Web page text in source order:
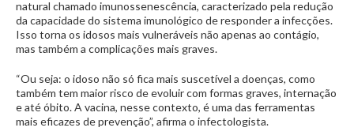
natural chamado imunossenescência, caracterizado pela redução
da capacidade do sistema imunológico de responder a infecções.
Isso torna os idosos mais vulneráveis não apenas ao contágio,
mas também a complicações mais graves.
“Ou seja: o idoso não só fica mais suscetível a doenças, como
também tem maior risco de evoluir com formas graves, internação
e até óbito. A vacina, nesse contexto, é uma das ferramentas
mais eficazes de prevenção”, afirma o infectologista.